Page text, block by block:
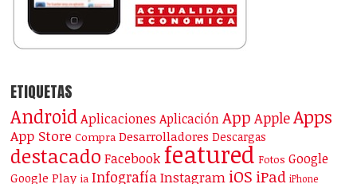
ETIQUETAS
Android Aplicaciones Aplicación App AppleApps
App Store Compra Desarrolladores Descargas
destacado Facebook featured Fotos Google
Google Play ia Infografía Instagram iOS iPad iPhone